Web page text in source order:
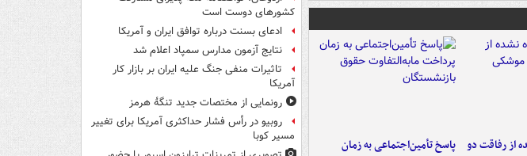
از رفاقت دو
پاسخ تأمین‌اجتماعی به زمان
کشورهای دوست است
ادعای بسنت درباره توافق ایران و آمریکا
نتایج آزمون مدارس سمپاد اعلام شد
تاثیرات منفی جنگ علیه ایران بر بازار کار
آمریکا
رونمایی از مختصات جدید تنگۀ هرمز
روبیو در رأس فشار حداکثری آمریکا برای تغییر
مسیر کوبا